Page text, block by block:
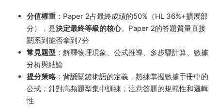
分值權重 ：Paper 2占最終成績的50%（HL 36%+擴展部
分），是決定最終等級的核心。Paper 2的答題質量直接
關系到能否拿到7分
常見題型 ：解釋物理現象、公式推導、多步驟計算、數據
分析與結論
提分策略 ：背誦關鍵術語的定義，熟練掌握數據手冊中的
公式；針對高頻題型集中訓練；注意答題的規範性和邏輯
性